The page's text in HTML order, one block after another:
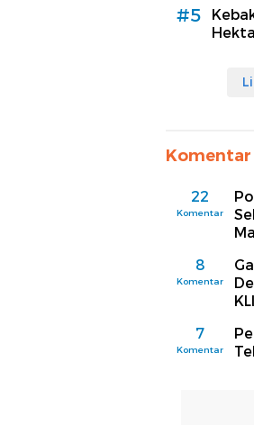
#5
22
Komentar
8
Komentar
7
Komentar